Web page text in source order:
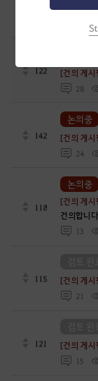
패치 요청
122 [건의 게시
28
142 [건의 게
24
논의중
118
[건의 게시
건의합니
13
논의중
115 [건의 게시
21
121 [건의 게시
15